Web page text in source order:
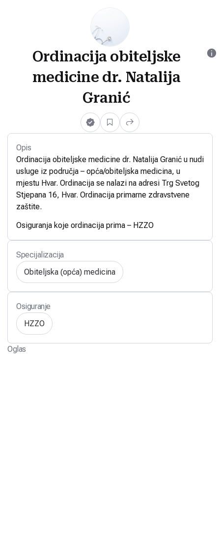
Ordinacija obiteljske
medicine dr. Natalija
Granić
Opis
Ordinacija obiteljske medicine dr. Natalija Granić u nudi
usluge iz područja – opća/obiteljska medicina, u
mjestu Hvar. Ordinacija se nalazi na adresi Trg Svetog
Stjepana 16, Hvar. Ordinacija primarne zdravstvene
zaštite.
Osiguranja koje ordinacija prima – HZZO
Specijalizacija
Obiteljska (opća) medicina
Osiguranje
HZZO
Oglas